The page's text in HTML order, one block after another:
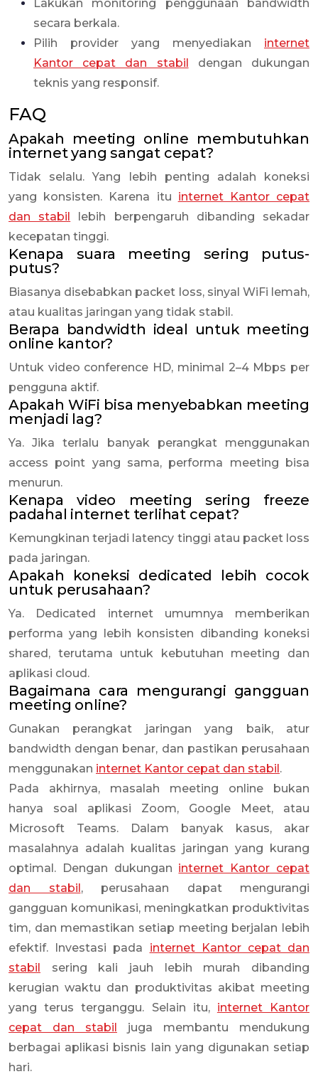
Lakukan monitoring penggunaan bandwidth
secara berkala.
Pilih provider yang menyediakan
internet
Kantor cepat dan stabil dengan dukungan
teknis yang responsif.
FAQ
Apakah meeting online membutuhkan
internet yang sangat cepat?
Tidak selalu. Yang lebih penting adalah koneksi
yang konsisten. Karena itu internet Kantor cepat
dan stabil lebih berpengaruh dibanding sekadar
kecepatan tinggi.
Kenapa suara meeting sering putus-
putus?
Biasanya disebabkan packet loss, sinyal WiFi lemah,
atau kualitas jaringan yang tidak stabil.
Berapa bandwidth ideal untuk meeting
online kantor?
Untuk video conference HD, minimal 2–4 Mbps per
pengguna aktif.
Apakah WiFi bisa menyebabkan meeting
menjadi lag?
Ya. Jika terlalu banyak perangkat menggunakan
access point yang sama, performa meeting bisa
menurun.
Kenapa video meeting sering freeze
padahal internet terlihat cepat?
Kemungkinan terjadi latency tinggi atau packet loss
pada jaringan.
Apakah koneksi dedicated lebih cocok
untuk perusahaan?
Ya. Dedicated internet umumnya memberikan
performa yang lebih konsisten dibanding koneksi
shared, terutama untuk kebutuhan meeting dan
aplikasi cloud.
Bagaimana cara mengurangi gangguan
meeting online?
Gunakan perangkat jaringan yang baik, atur
bandwidth dengan benar, dan pastikan perusahaan
menggunakan internet Kantor cepat dan stabil.
Pada akhirnya, masalah meeting online bukan
hanya soal aplikasi Zoom, Google Meet, atau
Microsoft Teams. Dalam banyak kasus, akar
masalahnya adalah kualitas jaringan yang kurang
optimal. Dengan dukungan internet Kantor cepat
dan stabil, perusahaan dapat mengurangi
gangguan komunikasi, meningkatkan produktivitas
tim, dan memastikan setiap meeting berjalan lebih
efektif. Investasi pada
internet Kantor cepat dan
stabil sering kali jauh lebih murah dibanding
kerugian waktu dan produktivitas akibat meeting
yang terus terganggu. Selain itu, internet Kantor
cepat dan stabil juga membantu mendukung
berbagai aplikasi bisnis lain yang digunakan setiap
hari.